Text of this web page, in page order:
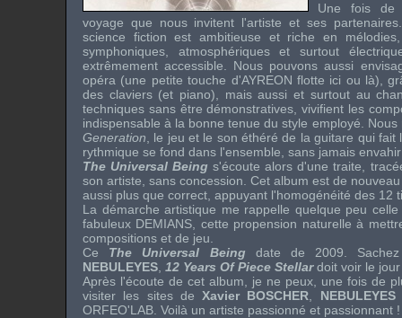
Une fois de
voyage que nous invitent l'artiste et ses
science fiction est ambitieuse et riche en
symphoniques, atmosphériques et surtout
extrêmement accessible. Nous pouvons aussi
opéra (une petite touche d'AYREON flotte ici ou là),
des claviers (et piano), mais aussi et surtout au
techniques sans être démonstratives, vivifient les
indispensable à la bonne tenue du style employé.
Generation , le jeu et le son éthéré de la guitare qui fait
rythmique se fond dans l'ensemble, sans jamais
The Universal Beings'écoute alors d'une traite,
son artiste, sans concession. Cet album est de
aussi plus que correct, appuyant l'homogénéité des 12
La démarche artistique me rappelle quelque peu
fabuleux DEMIANS , cette propension naturelle à
compositions et de jeu.
Ce The Universal Being date de 2009.
NEBULEYES 12 Years Of Piece Stellardoit voir le
Après l'écoute de cet album, je ne peux, une fois de
visiter les sites de Xavier BOSCHER
NEBULEYES
ORFEO'LAB . Voilà un artiste passionné et passionnant !